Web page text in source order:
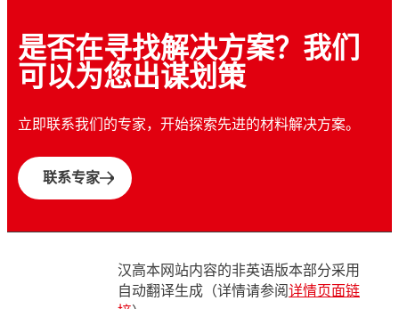
效回收。加入环保革命！
绿色、更高效的未来！
剂专为电动时代设计，在革新汽车轻量化概念
的同时提供极致保护。让我们迎接更安全、更
环保、更高效的驾驶体验！
电池防护设计，引领未来的电动汽车安全。其
尖端混合结构件融合轻量化材料与高强度结构
泡沫，为电动汽车提供卓越的碰撞防护性能并
术，让人满怀期待。
是否在寻找解决方案？我们
可以为您出谋划策
立即联系我们的专家，开始探索先进的材料解决方案。
联系专家
汉高本网站内容的非英语版本部分采用
自动翻译生成（详情请参阅详情页面链